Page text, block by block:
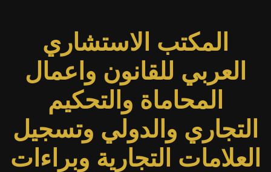
المكتب الاستشاري
العربي للقانون واعمال
المحاماة والتحكيم
التجاري والدولي وتسجيل
العلامات التجارية وبراءات